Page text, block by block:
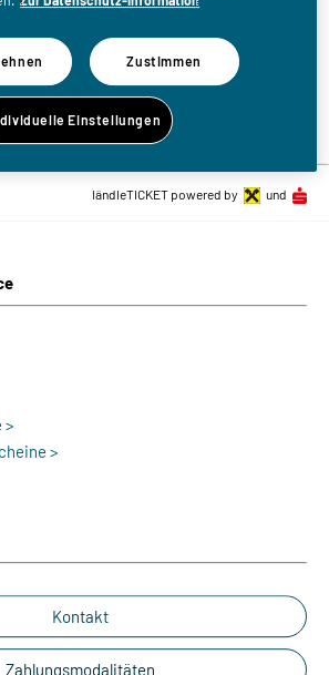
Zurück zur Eventliste
>
>
Kontakt
Zahlungsmodalitäten
ländleTICKET powered by und
Zustimmen
Einstellungen